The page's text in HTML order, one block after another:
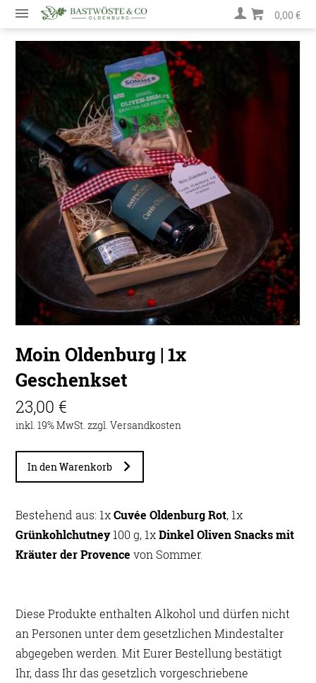
0,00 €
Moin Oldenburg | 1x
Geschenkset
23,00 €
inkl. 19% MwSt. zzgl.Versandkosten
In den Warenkorb
Bestehend aus: 1xCuvée Oldenburg Rot, 1x
Grünkohlchutney100 g, 1xDinkel Oliven Snacks mit
Kräuter der Provence von Sommer.
Diese Produkte enthalten Alkohol und dürfen nicht
an Personen unter dem gesetzlichen Mindestalter
abgegeben werden. Mit Eurer Bestellung bestätigt
Ihr, dass Ihr das gesetzlich vorgeschriebene